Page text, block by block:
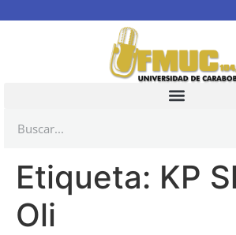
Etiqueta: KP
Oli